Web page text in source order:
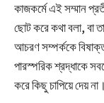
কাজকর্মে এই সম্মান
ছোট করে কথা বলা, বা
আচরণ সম্পর্ককে
পারস্পরিক শ্রদ্ধাকে
করে কিছু চাপিয়ে দেয় না।